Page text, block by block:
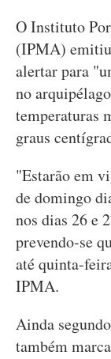
O Instituto
(IPMA)
alertar para
no
temperaturas
graus
"Estarão em
de domingo
nos dias 26 e
prevendo-se
até quinta-
IPMA.
Ainda
também